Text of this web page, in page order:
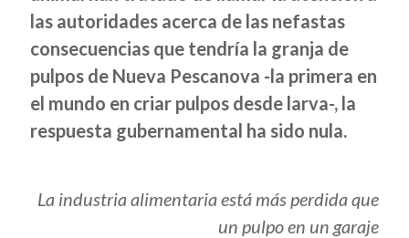
las autoridades acerca de las nefastas
consecuencias que tendría la granja de
pulpos de Nueva Pescanova -la primera en
el mundo en criar pulpos desde larva-, la
respuesta gubernamental ha sido nula.
La industria alimentaria está más perdida que
un pulpo en un garaje